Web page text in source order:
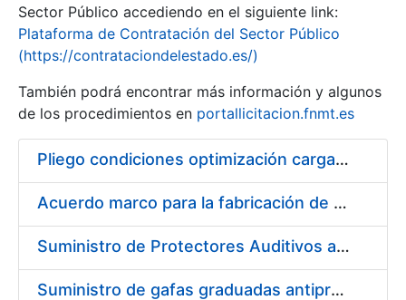
Erakutsi/Ezkutatu
Sector Público accediendo en el siguiente link:
Plataforma de Contratación del Sector Público
(https://contrataciondelestado.es/)
También podrá encontrar más información y algunos
de los procedimientos en portallicitacion.fnmt.es
Pliego condiciones optimización cargas compras firmado
Acuerdo marco para la fabricación de piezas
Suministro de Protectores Auditivos a medida para las personas trabajadoras de los Centros de Trabajo de Madrid y Burgos
Suministro de gafas graduadas antiproyecciones para los trabajadores de la FNMT-RCM en los centros de trabajo de Madrid y Burgos